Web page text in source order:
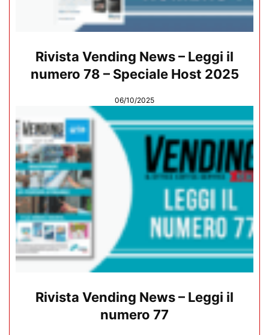
Rivista Vending News – Leggi il
numero 78 – Speciale Host 2025
06/10/2025
Rivista Vending News – Leggi il
numero 77